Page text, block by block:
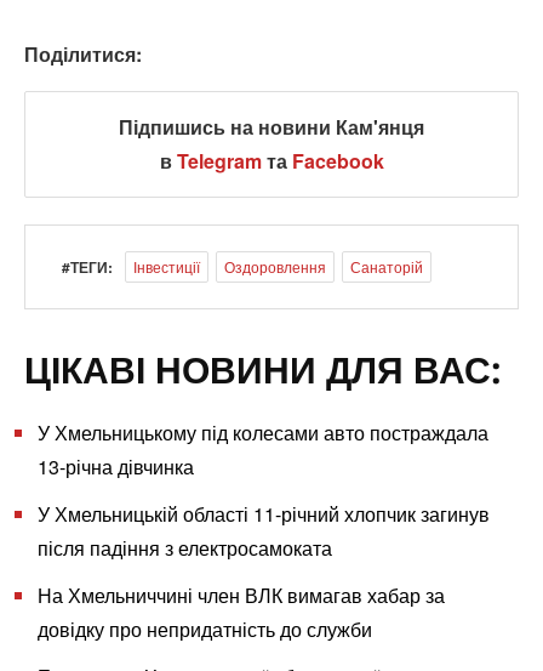
Поділитися:
Підпишись на новини Кам'янця
вTelegramта Facebook
#ТЕГИ: Інвестиції Оздоровлення Санаторій
ЦІКАВІ НОВИНИ ДЛЯ ВАС:
У Хмельницькому під колесами авто постраждала
13-річна дівчинка
У Хмельницькій області 11-річний хлопчик загинув
після падіння з електросамоката
На Хмельниччині член ВЛК вимагав хабар за
довідку про непридатність до служби